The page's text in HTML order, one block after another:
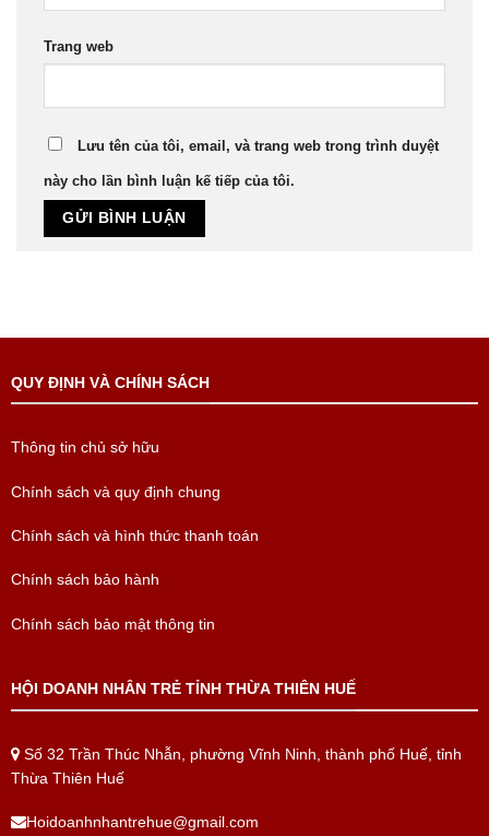
Trang web
Lưu tên của tôi, email, và trang web trong trình duyệt
này cho lần bình luận kế tiếp của tôi.
QUY ĐỊNH VÀ CHÍNH SÁCH
Thông tin chủ sở hữu
Chính sách và quy định chung
Chính sách và hình thức thanh toán
Chính sách bảo hành
Chính sách bảo mật thông tin
HỘI DOANH NHÂN TRẺ TỈNH THỪA THIÊN HUẾ
Số 32 Trần Thúc Nhẫn, phường Vĩnh Ninh, thành phố Huế, tỉnh
Thừa Thiên Huế
Hoidoanhnhantrehue@gmail.com